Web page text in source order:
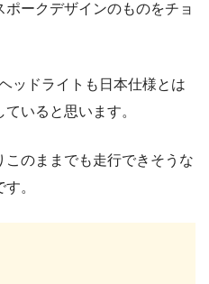
ークデザインのものをチョ
ッドライトも日本仕様とは
いると思います。
のままでも走行できそうな
。